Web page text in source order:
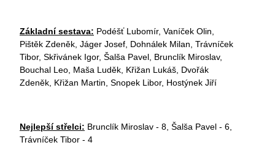
Základní sestava: Podéšť Lubomír, Vaníček Olin,
Pištěk Zdeněk, Jáger Josef, Dohnálek Milan, Trávníček
Tibor, Skřivánek Igor, Šalša Pavel, Brunclík Miroslav,
Bouchal Leo, Maša Luděk, Křižan Lukáš, Dvořák
Zdeněk, Křižan Martin, Snopek Libor, Hostýnek Jiří
Nejlepší střelci: Brunclík Miroslav - 8, Šalša Pavel - 6,
Trávníček Tibor - 4